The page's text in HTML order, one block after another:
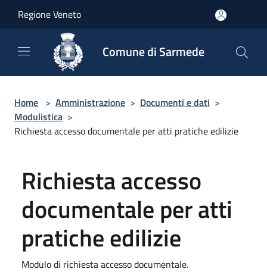
Regione Veneto
Comune di Sarmede
Home > Amministrazione > Documenti e dati >
Modulistica >
Richiesta accesso documentale per atti pratiche edilizie
Richiesta accesso
documentale per atti
pratiche edilizie
Modulo di richiesta accesso documentale.